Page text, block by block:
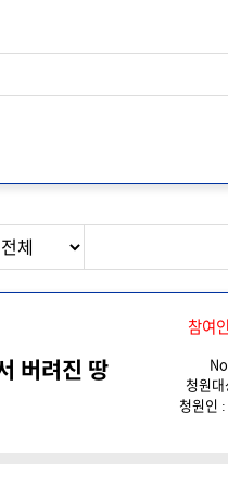
참여
버려진 땅
청원대
청원인